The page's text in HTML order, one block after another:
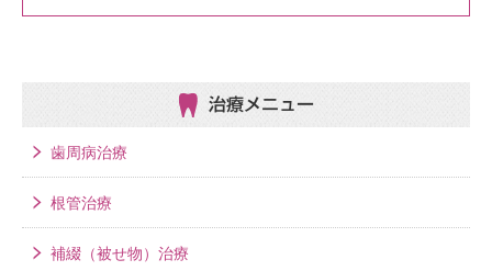
治療メニュー
歯周病治療
根管治療
補綴（被せ物）治療